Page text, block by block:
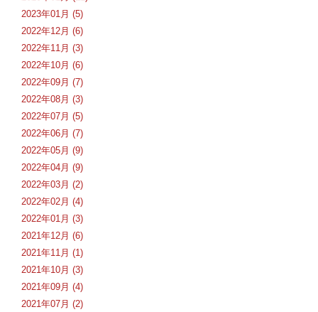
2023年01月 (5)
2022年12月 (6)
2022年11月 (3)
2022年10月 (6)
2022年09月 (7)
2022年08月 (3)
2022年07月 (5)
2022年06月 (7)
2022年05月 (9)
2022年04月 (9)
2022年03月 (2)
2022年02月 (4)
2022年01月 (3)
2021年12月 (6)
2021年11月 (1)
2021年10月 (3)
2021年09月 (4)
2021年07月 (2)